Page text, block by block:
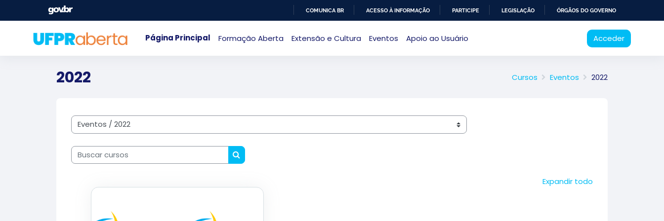
Salta al contenido principal
PARA
COMUNICA BR ACESSO À INFORMAÇÃO PARTICIPE LEGISLAÇÃO ÓRGÃOS DO GOVERNO
Página Principal Formação Aberta Extensão e Cultura Eventos Apoio ao Usuário Acceder
2022 Cursos Eventos 2022
Categorías
Buscar cursos
Buscar cursos
Expandir todo